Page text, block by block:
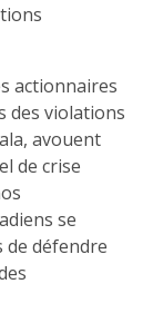
actionnaires
des violations
avouent
de crise
se
défendre